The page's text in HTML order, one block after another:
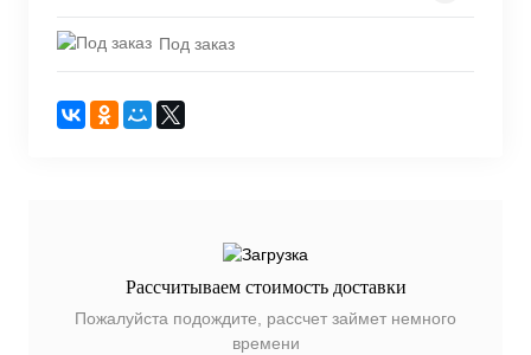
Под заказ
Рассчитываем стоимость доставки
Пожалуйста подождите, рассчет займет немного
времени